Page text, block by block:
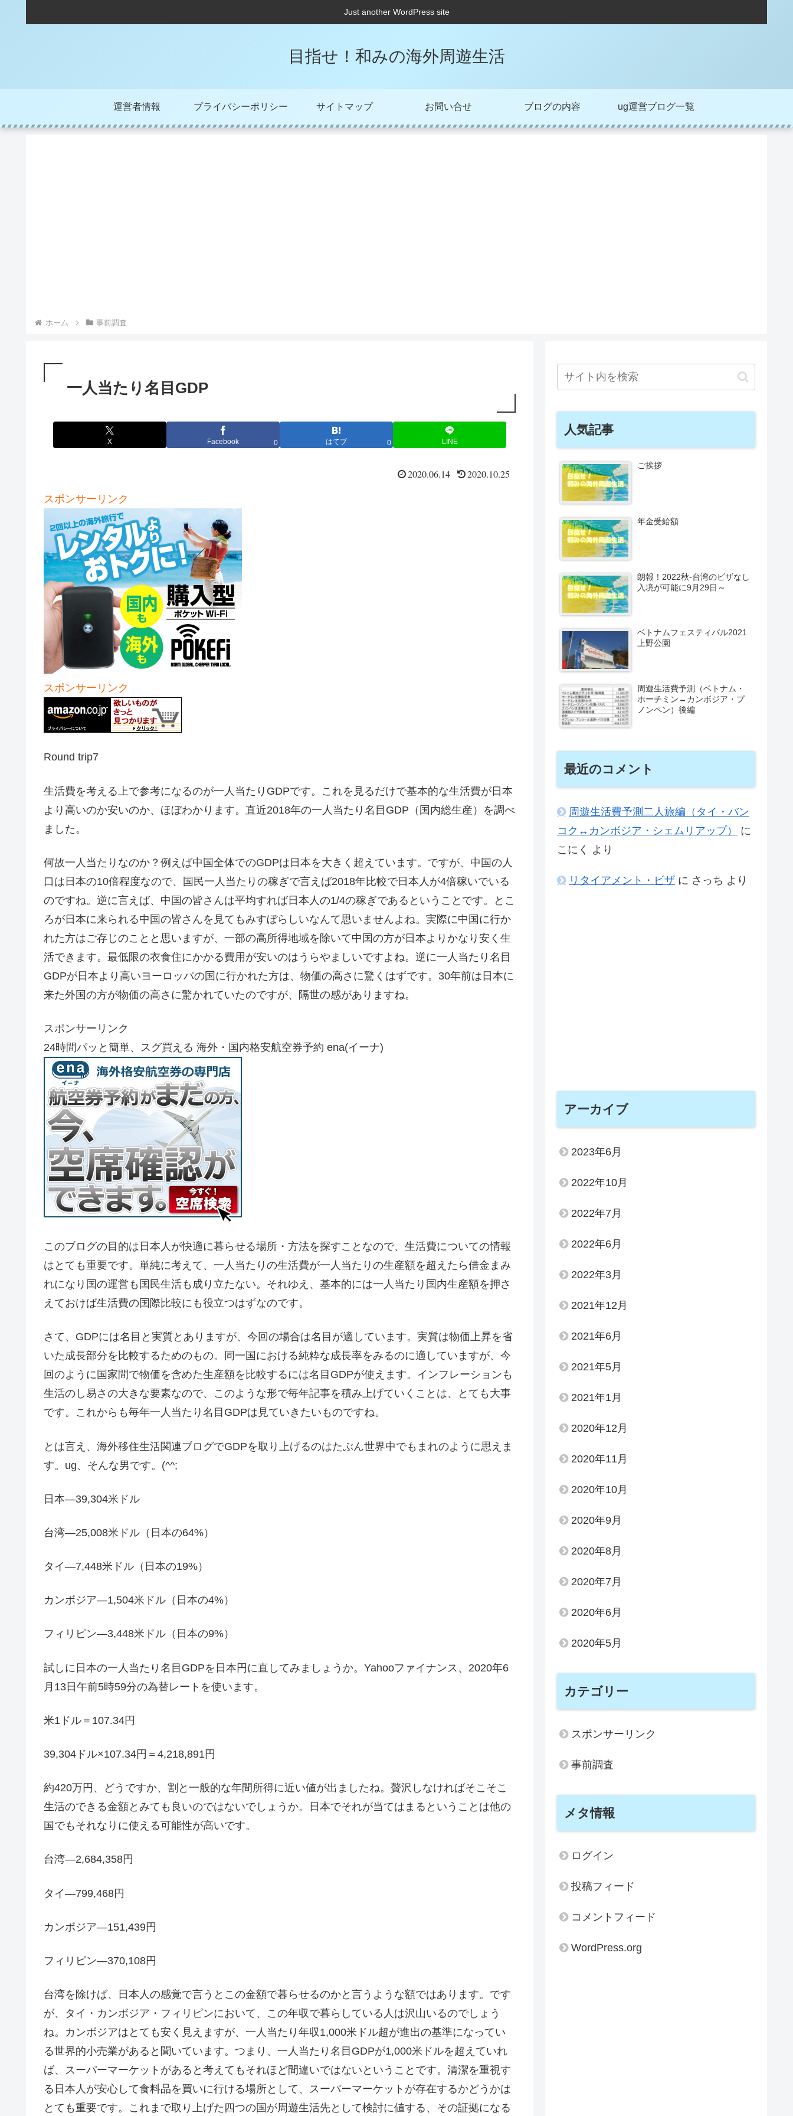
Just another WordPress site
目指せ！和みの海外周遊生活
運営者情報 プライバシーポリシー サイトマップ お問い合せ ブログの内容 ug運営ブログ一覧
ホーム 事前調査
一人当たり名目GDP
X Facebook 0 はてブ 0 LINE
2020.06.14 2020.10.25
スポンサーリンク
スポンサーリンク
Round trip7
生活費を考える上で参考になるのが一人当たりGDPです。これを見るだけで基本的な生活費が日本
より高いのか安いのか、ほぼわかります。直近2018年の一人当たり名目GDP（国内総生産）を調べ
ました。
何故一人当たりなのか？例えば中国全体でのGDPは日本を大きく超えています。ですが、中国の人
口は日本の10倍程度なので、国民一人当たりの稼ぎで言えば2018年比較で日本人が4倍稼いでいる
のですね。逆に言えば、中国の皆さんは平均すれば日本人の1/4の稼ぎであるということです。とこ
ろが日本に来られる中国の皆さんを見てもみすぼらしいなんて思いませんよね。実際に中国に行か
れた方はご存じのことと思いますが、一部の高所得地域を除いて中国の方が日本よりかなり安く生
活できます。最低限の衣食住にかかる費用が安いのはうらやましいですよね。逆に一人当たり名目
GDPが日本より高いヨーロッパの国に行かれた方は、物価の高さに驚くはずです。30年前は日本に
来た外国の方が物価の高さに驚かれていたのですが、隔世の感がありますね。
スポンサーリンク
24時間パッと簡単、スグ買える 海外・国内格安航空券予約 ena(イーナ)
このブログの目的は日本人が快適に暮らせる場所・方法を探すことなので、生活費についての情報
はとても重要です。単純に考えて、一人当たりの生活費が一人当たりの生産額を超えたら借金まみ
れになり国の運営も国民生活も成り立たない。それゆえ、基本的には一人当たり国内生産額を押さ
えておけば生活費の国際比較にも役立つはずなのです。
さて、GDPには名目と実質とありますが、今回の場合は名目が適しています。実質は物価上昇を省
いた成長部分を比較するためのもの。同一国における純粋な成長率をみるのに適していますが、今
回のように国家間で物価を含めた生産額を比較するには名目GDPが使えます。インフレーションも
生活のし易さの大きな要素なので、このような形で毎年記事を積み上げていくことは、とても大事
です。これからも毎年一人当たり名目GDPは見ていきたいものですね。
とは言え、海外移住生活関連ブログでGDPを取り上げるのはたぶん世界中でもまれのように思えま
す。ug、そんな男です。(^^;
日本―39,304米ドル
台湾―25,008米ドル（日本の64%）
タイ―7,448米ドル（日本の19%）
カンボジア―1,504米ドル（日本の4%）
フィリピン―3,448米ドル（日本の9%）
試しに日本の一人当たり名目GDPを日本円に直してみましょうか。Yahooファイナンス、2020年6
月13日午前5時59分の為替レートを使います。
米1ドル＝107.34円
39,304ドル×107.34円＝4,218,891円
約420万円、どうですか、割と一般的な年間所得に近い値が出ましたね。贅沢しなければそこそこ
生活のできる金額とみても良いのではないでしょうか。日本でそれが当てはまるということは他の
国でもそれなりに使える可能性が高いです。
台湾―2,684,358円
タイ―799,468円
カンボジア―151,439円
フィリピン―370,108円
台湾を除けば、日本人の感覚で言うとこの金額で暮らせるのかと言うような額ではあります。です
が、タイ・カンボジア・フィリピンにおいて、この年収で暮らしている人は沢山いるのでしょう
ね。カンボジアはとても安く見えますが、一人当たり年収1,000米ドル超が進出の基準になってい
る世界的小売業があると聞いています。つまり、一人当たり名目GDPが1,000米ドルを超えていれ
ば、スーパーマーケットがあると考えてもそれほど間違いではないということです。清潔を重視す
る日本人が安心して食料品を買いに行ける場所として、スーパーマーケットが存在するかどうかは
とても重要です。これまで取り上げた四つの国が周遊生活先として検討に値する、その証拠になる
人気記事
ご挨拶
年金受給額
朗報！2022秋-台湾のビザなし
入境が可能に9月29日～
ベトナムフェスティバル2021
上野公園
周遊生活費予測（ベトナム・
ホーチミン↔カンボジア・プ
ノンペン）後編
最近のコメント
周遊生活費予測二人旅編（タイ・バン
コク↔カンボジア・シェムリアップ）
に
こにく
より
リタイアメント・ビザ に さっち より
アーカイブ
2023年6月
2022年10月
2022年7月
2022年6月
2022年3月
2021年12月
2021年6月
2021年5月
2021年1月
2020年12月
2020年11月
2020年10月
2020年9月
2020年8月
2020年7月
2020年6月
2020年5月
カテゴリー
スポンサーリンク
事前調査
メタ情報
ログイン
投稿フィード
コメントフィード
WordPress.org